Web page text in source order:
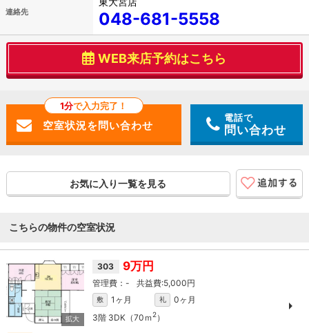
連絡先 048-681-5558
WEB来店予約はこちら
1分で入力完了！
電話で
問い合わせ
お気に入り一覧を見る
こちらの物件の空室状況
303 9万円
- 5,000円
敷 1ヶ月 礼
0ヶ月
3階 3DK（70ｍ 2）